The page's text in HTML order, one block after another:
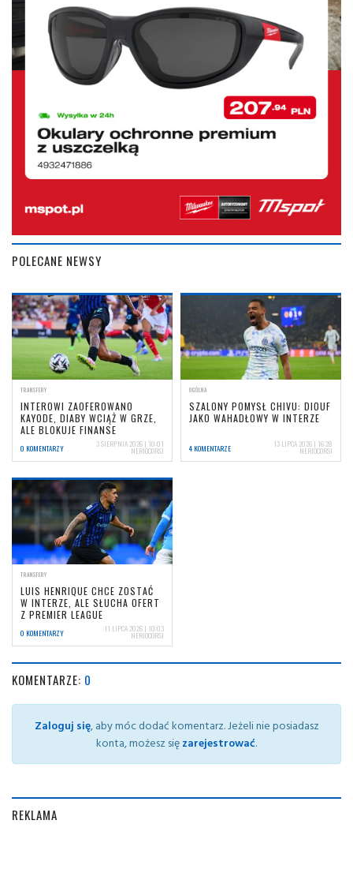
POLECANE NEWSY
TRANSFERY
INTEROWI ZAOFEROWANO
KAYODE, DIABY WCIĄŻ W GRZE,
ALE BLOKUJE FINANSE
0 KOMENTARZY 3 SIERPNIA 2026 | 10:01
NERIOCORSI
OGÓLNA
SZALONY POMYSŁ CHIVU: DIOUF
JAKO WAHADŁOWY W INTERZE
4 KOMENTARZE 13 LIPCA 2026 | 16:28
NERIOCORSI
TRANSFERY
LUIS HENRIQUE CHCE ZOSTAĆ
W INTERZE, ALE SŁUCHA OFERT
Z PREMIER LEAGUE
0 KOMENTARZY 11 LIPCA 2026 | 10:03
NERIOCORSI
KOMENTARZE: 0
Zaloguj się, aby móc dodać komentarz. Jeżeli nie posiadasz
konta, możesz sięzarejestrować.
REKLAMA